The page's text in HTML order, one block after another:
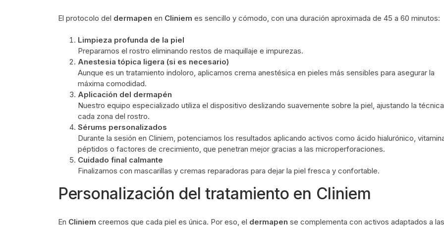
El protocolo del dermapen en Cliniem es sencillo y cómodo, con una duración aproximada de 45 a 60 minutos:
Limpieza profunda de la piel
Preparamos el rostro eliminando restos de maquillaje e impurezas.
Anestesia tópica ligera (si es necesario)
Aunque es un tratamiento indoloro, aplicamos crema anestésica en pieles más sensibles para asegurar la
máxima comodidad.
Aplicación del dermapén
Nuestro equipo especializado utiliza el dispositivo deslizando suavemente sobre la piel, ajustando la
cada zona del rostro.
Sérums personalizados
Durante la sesión en Cliniem, potenciamos los resultados aplicando activos como ácido hialurónico,
péptidos o factores de crecimiento, que penetran mejor gracias a las microperforaciones.
Cuidado final calmante
Finalizamos con mascarillas y cremas reparadoras para dejar la piel fresca y confortable.
Personalización del tratamiento en Cliniem
En Cliniem creemos que cada piel es única. Por eso, el dermapen se complementa con activos adaptados a las